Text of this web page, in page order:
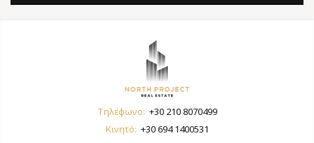
Τηλέφωνο: +30 210 8070499
Κινητό: +30 694 1400531